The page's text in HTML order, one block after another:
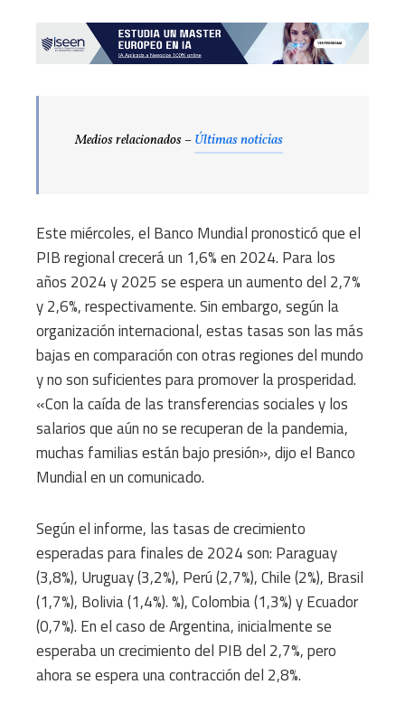
Medios relacionados –Últimas noticias
Este miércoles, el Banco Mundial pronosticó que el
PIB regional crecerá un 1,6% en 2024. Para los
años 2024 y 2025 se espera un aumento del 2,7%
y 2,6%, respectivamente. Sin embargo, según la
organización internacional, estas tasas son las más
bajas en comparación con otras regiones del mundo
y no son suficientes para promover la prosperidad.
«Con la caída de las transferencias sociales y los
salarios que aún no se recuperan de la pandemia,
muchas familias están bajo presión», dijo el Banco
Mundial en un comunicado.
Según el informe, las tasas de crecimiento
esperadas para finales de 2024 son: Paraguay
(3,8%), Uruguay (3,2%), Perú (2,7%), Chile (2%), Brasil
(1,7%), Bolivia (1,4%). %), Colombia (1,3%) y Ecuador
(0,7%). En el caso de Argentina, inicialmente se
esperaba un crecimiento del PIB del 2,7%, pero
ahora se espera una contracción del 2,8%.